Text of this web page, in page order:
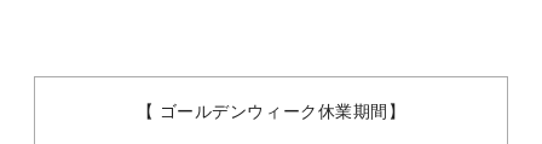
【 ゴールデンウィーク休業期間】